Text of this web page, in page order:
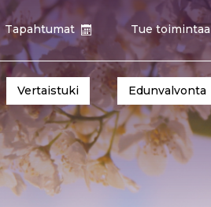
Tapahtumat Tue toimintaa
Vertaistuki Edunvalvonta